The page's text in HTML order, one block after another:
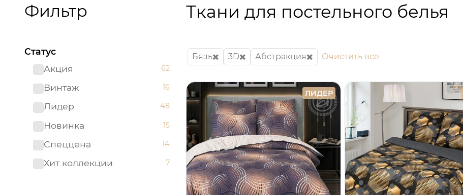
Фильтр
Статус
Акция
62
Винтаж 16
Лидер 48
Новинка 15
Спеццена 14
Хит коллекции 7
Ткани для постельного белья
Бязь 3D Абстракция Очистить все
ЛИДЕР